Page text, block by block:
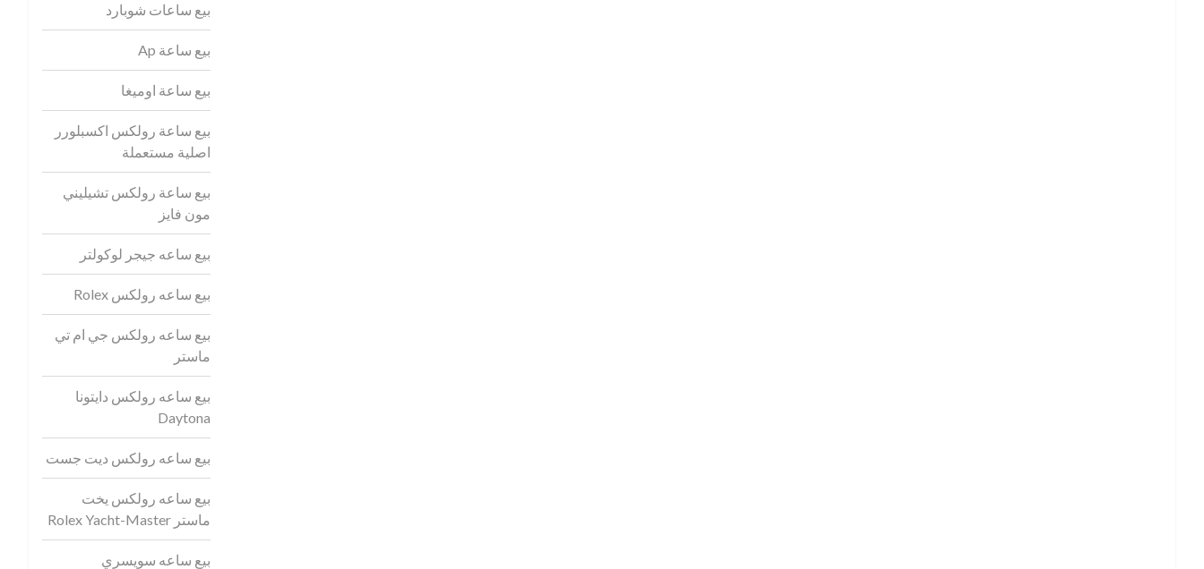
بيع ساعات شوبارد
بيع ساعة Ap
بيع ساعة اوميغا
بيع ساعة رولكس اكسبلورر
اصلية مستعملة
بيع ساعة رولكس تشيليني
مون فايز
بيع ساعه جيجر لوكولتر
بيع ساعه رولكس Rolex
بيع ساعه رولكس جي ام تي
ماستر
بيع ساعه رولكس دايتونا
Daytona
بيع ساعه رولكس ديت جست
بيع ساعه رولكس يخت
ماستر Rolex Yacht-Master
بيع ساعه سويسري